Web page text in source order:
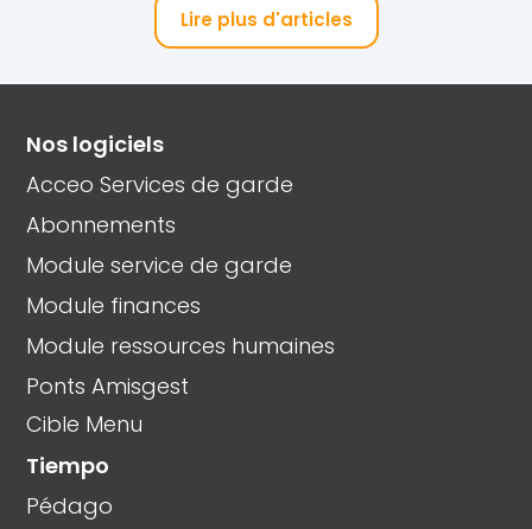
Lire plus d'articles
Nos logiciels
Acceo Services de garde
Abonnements
Module service de garde
Module finances
Module ressources humaines
Ponts Amisgest
Cible Menu
Tiempo
Pédago